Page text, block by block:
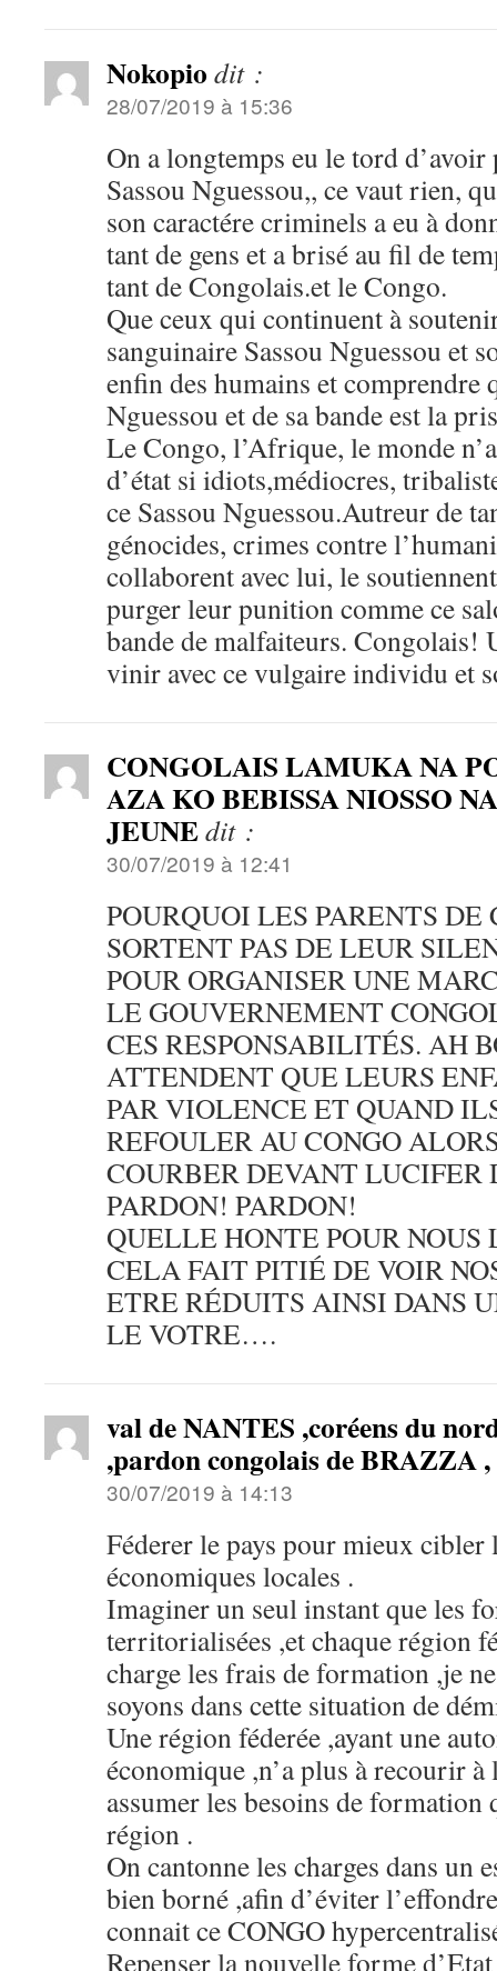
Nokopio dit :
28/07/2019 à 15:36
On a longtemps eu le tord
Sassou Nguessou,, ce vaut rien,
son caractére criminels a eu à
tant de gens et a brisé au fil de
tant de Congolais.et le Congo.
Que ceux qui continuent à
sanguinaire Sassou Nguessou et
enfin des humains et comprendre
Nguessou et de sa bande est la
Le Congo, l’Afrique, le monde
d’état si idiots,médiocres,
ce Sassou Nguessou.Autreur de
génocides, crimes contre
collaborent avec lui, le
purger leur punition comme ce
bande de malfaiteurs. Congolais!
vinir avec ce vulgaire individu et
CONGOLAIS LAMUKA NA
AZA KO BEBISSA NIOSSO
JEUNEdit :
30/07/2019 à 12:41
POURQUOI LES PARENTS
SORTENT PAS DE LEUR
POUR ORGANISER UNE
LE GOUVERNEMENT
CES RESPONSABILITÉS. AH
ATTENDENT QUE LEURS
PAR VIOLENCE ET QUAND
REFOULER AU CONGO
COURBER DEVANT LUCIFER
PARDON! PARDON!
QUELLE HONTE POUR
CELA FAIT PITIÉ DE VOIR
ETRE RÉDUITS AINSI DANS
LE VOTRE….
val de NANTES ,coréens du
,pardon congolais de BRAZZA ,
30/07/2019 à 14:13
Féderer le pays pour mieux cibler
économiques locales .
Imaginer un seul instant que les
territorialisées ,et chaque région
charge les frais de formation ,je
soyons dans cette situation de
Une région féderée ,ayant une
économique ,n’a plus à recourir
assumer les besoins de formation
région .
On cantonne les charges dans un
bien borné ,afin d’éviter
connait ce CONGO
Repenser la nouvelle forme